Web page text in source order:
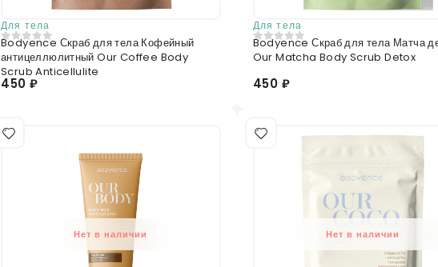
Для тела
0из 5
Bodyence Скраб для тела Кофейный
антицеллюлитный Our Coffee Body
Scrub Anticellulite
450 ₽
Для тела
0из 5
Bodyence Скраб для тела Матча детокс
Our Matcha Body Scrub Detox
450 ₽
Нет в наличии Нет в наличии